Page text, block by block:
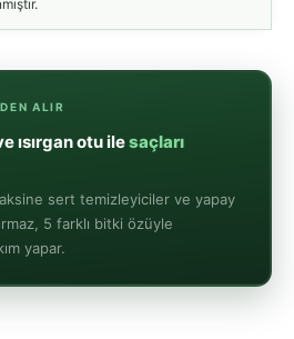
ALIR
ısırgan otu ile saçları
aksine sert temizleyiciler ve yapay
5 farklı bitki özüyle
yapar.